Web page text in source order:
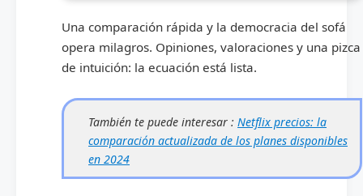
Una comparación rápida y la democracia del sofá
opera milagros. Opiniones, valoraciones y una pizca
de intuición: la ecuación está lista.
También te puede interesar : Netflix precios: la
comparación actualizada de los planes disponibles
en 2024